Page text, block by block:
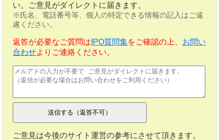
い。ご意見がダイレクトに届きます。
※氏名、電話番号等、個人の特定できる情報の記入はご遠
慮ください。
返答が必要なご質問は IPO質問集をご確認の上、 お問い
合わせよりご連絡ください。
ご意見は今後のサイト運営の参考にさせて頂きます。